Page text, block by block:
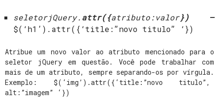
seletorjQuery.attr({atributo:valor}) –
$(‘h1’).attr({‘title:”novo titulo” ‘})
Atribue um novo valor ao atributo mencionado para o
seletor jQuery em questão. Você pode trabalhar com
mais de um atributo, sempre separando-os por vírgula.
Exemplo: $(‘img’).attr({‘title:”novo titulo”,
alt:”imagem” ‘})